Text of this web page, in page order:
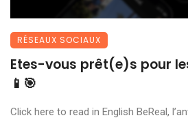
RÉSEAUX SOCIAUX
Etes-vous prêt(e)s pour
📱🎯
Click here to read in English BeReal,